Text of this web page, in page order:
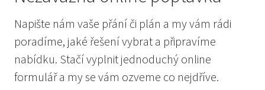
Napište nám vaše přání či plán a my vám rádi
poradíme, jaké řešení vybrat a připravíme
nabídku. Stačí vyplnit jednoduchý online
formulář a my se vám ozveme co nejdříve.